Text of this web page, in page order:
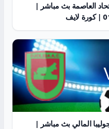
العاصمة بث مباشر |
المالي بث مباشر |